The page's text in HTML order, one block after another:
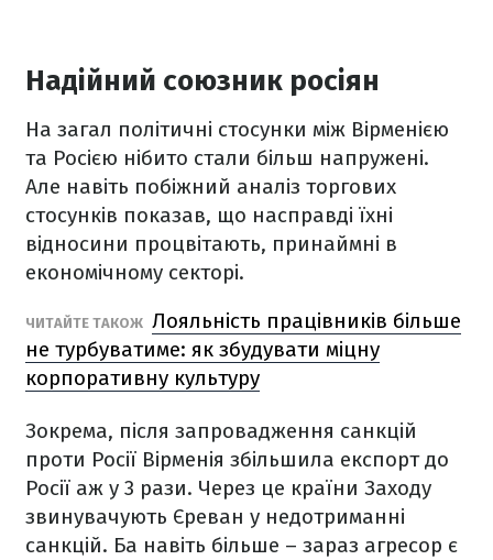
Надійний союзник росіян
На загал політичні стосунки між Вірменією
та Росією нібито стали більш напружені.
Але навіть побіжний аналіз торгових
стосунків показав, що насправді їхні
відносини процвітають, принаймні в
економічному секторі.
ЧИТАЙТЕ ТАКОЖ Лояльність працівників більше
не турбуватиме: як збудувати міцну
корпоративну культуру
Зокрема, після запровадження санкцій
проти Росії Вірменія збільшила експорт до
Росії аж у 3 рази. Через це країни Заходу
звинувачують Єреван у недотриманні
санкцій. Ба навіть більше – зараз агресор є